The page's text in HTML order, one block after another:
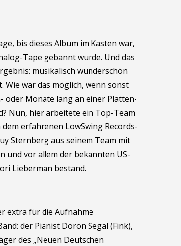
bis dieses Album im Kasten war,
Tape gebannt wurde. Und das
musikalisch wunderschön
Wie war das möglich, wenn sonst
oder Monate lang an einer Platten-
Nun, hier arbeitete ein Top-Team
erfahrenen LowSwing Records-
Sternberg aus seinem Team mit
und vor allem der bekannten US-
Lieberman bestand.
extra für die Aufnahme
der Pianist Doron Segal (Fink),
des „Neuen Deutschen